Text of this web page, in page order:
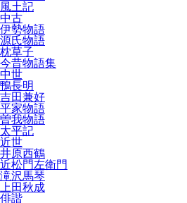
風土記
中古
伊勢物語
源氏物語
枕草子
今昔物語集
中世
鴨長明
吉田兼好
平家物語
曽我物語
太平記
近世
井原西鶴
近松門左衛門
滝沢馬琴
上田秋成
俳諧